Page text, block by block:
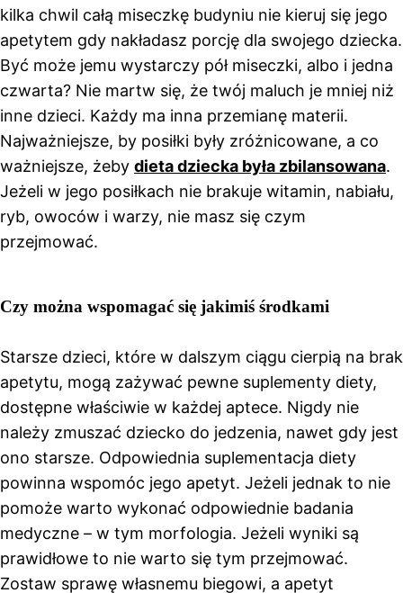
kilka chwil całą miseczkę budyniu nie kieruj się jego
apetytem gdy nakładasz porcję dla swojego dziecka.
Być może jemu wystarczy pół miseczki, albo i jedna
czwarta? Nie martw się, że twój maluch je mniej niż
inne dzieci. Każdy ma inna przemianę materii.
Najważniejsze, by posiłki były zróżnicowane, a co
ważniejsze, żeby dieta dziecka była zbilansowana.
Jeżeli w jego posiłkach nie brakuje witamin, nabiału,
ryb, owoców i warzy, nie masz się czym
przejmować.
Czy można wspomagać się jakimiś środkami
Starsze dzieci, które w dalszym ciągu cierpią na brak
apetytu, mogą zażywać pewne suplementy diety,
dostępne właściwie w każdej aptece. Nigdy nie
należy zmuszać dziecko do jedzenia, nawet gdy jest
ono starsze. Odpowiednia suplementacja diety
powinna wspomóc jego apetyt. Jeżeli jednak to nie
pomoże warto wykonać odpowiednie badania
medyczne – w tym morfologia. Jeżeli wyniki są
prawidłowe to nie warto się tym przejmować.
Zostaw sprawę własnemu biegowi, a apetyt